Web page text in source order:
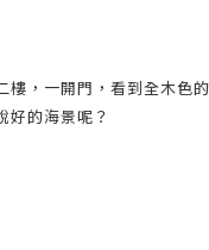
，一開門，看到全木色
的海景呢？